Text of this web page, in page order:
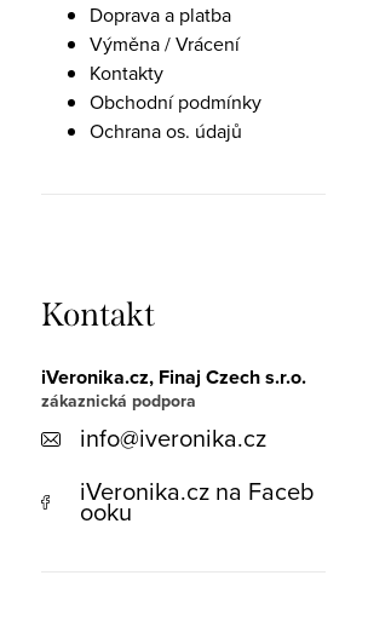
Doprava a platba
Výměna / Vrácení
Kontakty
Obchodní podmínky
Ochrana os. údajů
Kontakt
iVeronika.cz, Finaj Czech s.r.o.
info@iveronika.cz
iVeronika.cz na Faceb
ooku